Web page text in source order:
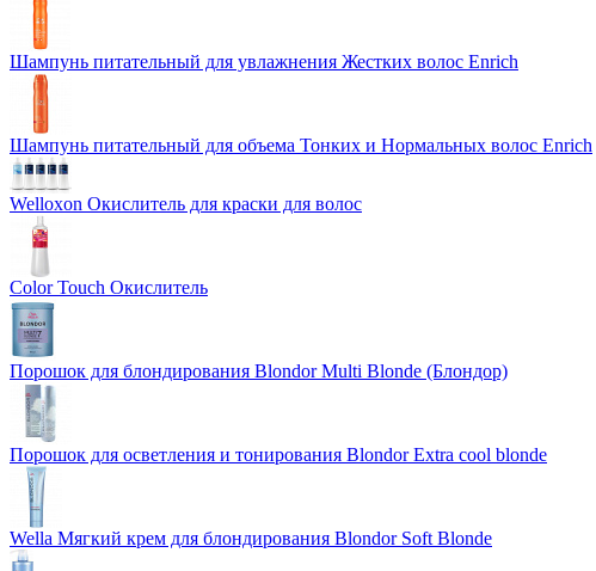
Шампунь питательный для увлажнения Жестких волос Enrich
Шампунь питательный для объема Тонких и Нормальных волос Enrich
Welloxon Окислитель для краски для волос
Color Touch Окислитель
Порошок для блондирования Blondor Multi Blonde (Блондор)
Порошок для осветления и тонирования Blondor Extra cool blonde
Wella Мягкий крем для блондирования Blondor Soft Blonde